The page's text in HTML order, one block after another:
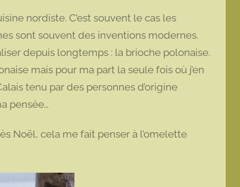
nordiste. C’est souvent le cas les
sont souvent des inventions modernes.
depuis longtemps : la brioche polonaise.
mais pour ma part la seule fois où j’en
tenu par des personnes d’origine
pensée…
Noël, cela me fait penser à l’omelette